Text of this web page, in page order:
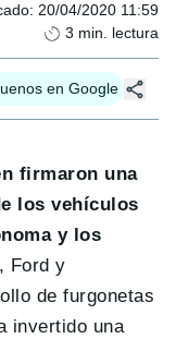
: 20/04/2020 11:59
3 min. lectura
en Google
firmaron una
los vehículos
y los
Ford y
de furgonetas
invertido una